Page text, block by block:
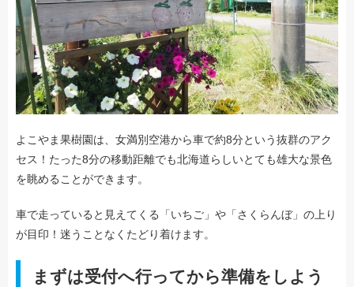
よこやま果樹園は、女満別空港から車で約8分という抜群のアク
セス！たった8分の移動距離でも北海道らしいとても雄大な景色
を眺めることができます。
車で走っていると見えてくる「いちご」や「さくらんぼ」の上り
が目印！迷うことなくたどり着けます。
まずは受付へ行ってから準備をしよう